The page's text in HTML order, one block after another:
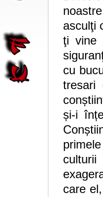
asculţi
ţi vine
cu
tresari
și-i
care